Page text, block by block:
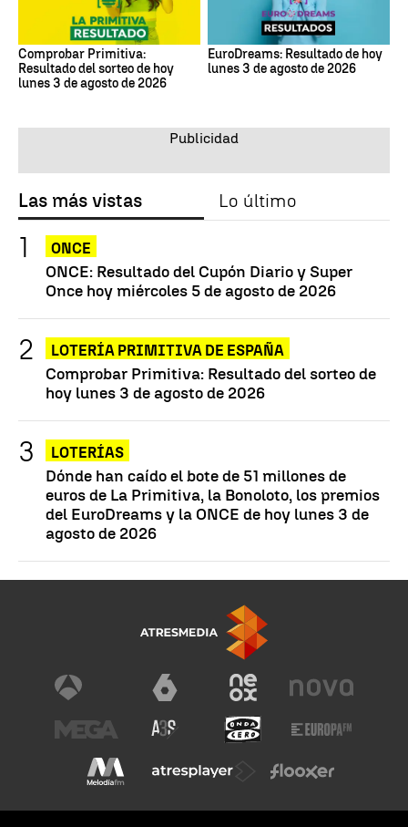
Comprobar Primitiva:
Resultado del sorteo de hoy
lunes 3 de agosto de 2026
EuroDreams: Resultado de hoy
lunes 3 de agosto de 2026
Las más vistas Lo último
ONCE
ONCE: Resultado del Cupón Diario y Super
Once hoy miércoles 5 de agosto de 2026
LOTERÍA PRIMITIVA DE ESPAÑA
Comprobar Primitiva: Resultado del sorteo de
hoy lunes 3 de agosto de 2026
LOTERÍAS
Dónde han caído el bote de 51 millones de
euros de La Primitiva, la Bonoloto, los premios
del EuroDreams y la ONCE de hoy lunes 3 de
agosto de 2026